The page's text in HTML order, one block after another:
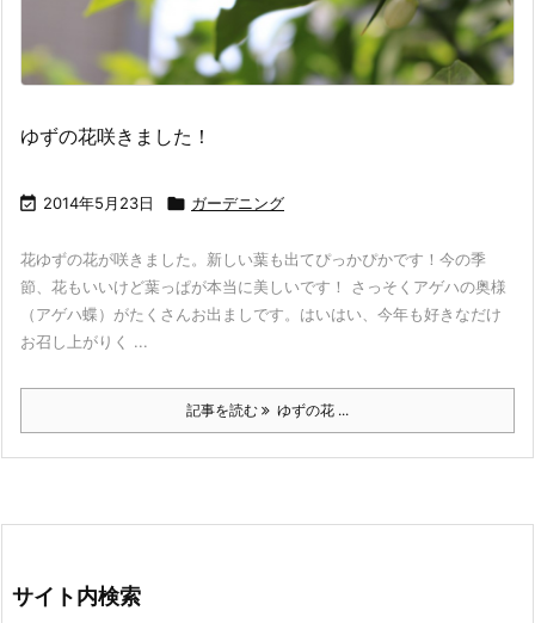
ゆずの花咲きました！
 2014年5月23日  ガーデニング
花ゆずの花が咲きました。新しい葉も出てぴっかぴかです！今の季
節、花もいいけど葉っぱが本当に美しいです！ さっそくアゲハの奥様
（アゲハ蝶）がたくさんお出ましです。はいはい、今年も好きなだけ
お召し上がりく ...
記事を読む ゆずの花 ...
サイト内検索